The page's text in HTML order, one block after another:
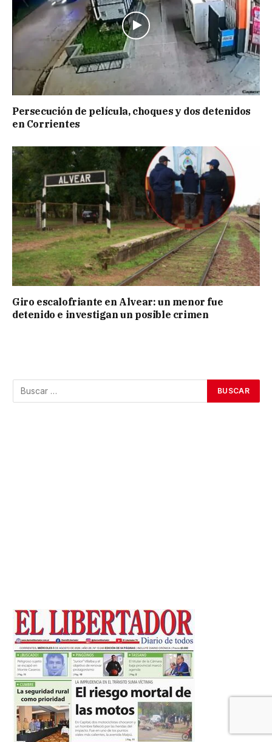
Persecución de película, choques y dos detenidos
en Corrientes
Giro escalofriante en Alvear: un menor fue
detenido e investigan un posible crimen